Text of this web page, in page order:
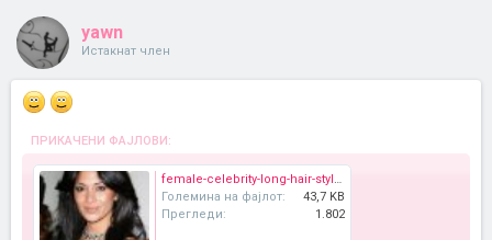
yawn
Истакнат член
ПРИКАЧЕНИ ФАЈЛОВИ:
female-celebrity-long-hair-styles-09.jpg
Големина на фајлот:
43,7 KB
Прегледи:
1.802